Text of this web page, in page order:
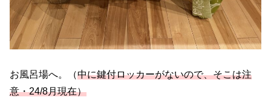
お風呂場へ。（中に鍵付ロッカーがないので、そこは注
意・24/8月現在）